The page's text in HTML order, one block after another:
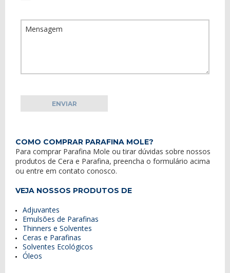
COMO COMPRAR PARAFINA MOLE?
Para comprar Parafina Mole ou tirar dúvidas sobre nossos
produtos de Cera e Parafina, preencha o formulário acima
ou entre em contato conosco.
VEJA NOSSOS PRODUTOS DE
Adjuvantes
Emulsões de Parafinas
Thinners e Solventes
Ceras e Parafinas
Solventes Ecológicos
Óleos